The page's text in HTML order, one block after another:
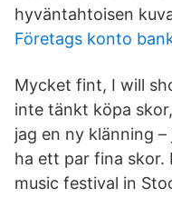
hyväntahtoisen
Företags konto
Mycket fint, I will
inte tänkt köpa
jag en ny klänning
ha ett par fina skor.
music festival in